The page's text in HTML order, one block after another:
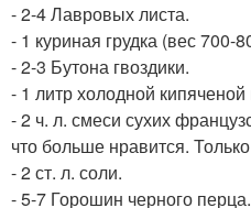
- 2-4 Лавровых листа.
- 1 куриная грудка (вес 700-
- 2-3 Бутона гвоздики.
- 1 литр холодной
- 2 ч. л. смеси сухих
что больше нравится.
- 2 ст. л. соли.
- 5-7 Горошин черного перца.